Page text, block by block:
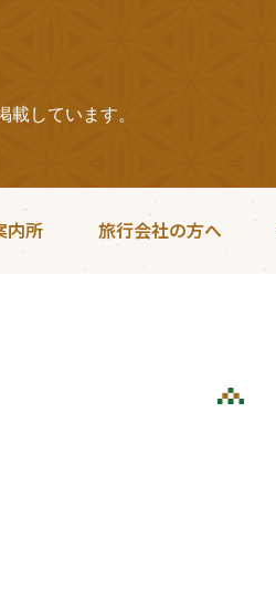
しています。
内所 旅行会社の方へ